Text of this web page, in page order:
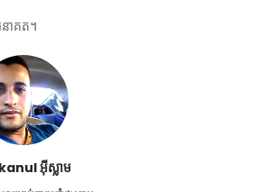
ាគត។
ជា សារ៉ាត់